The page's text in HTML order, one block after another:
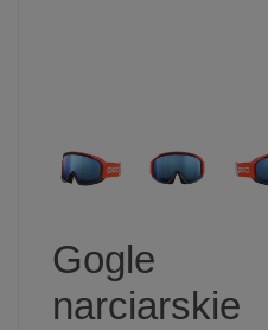
Gogle
narciarskie